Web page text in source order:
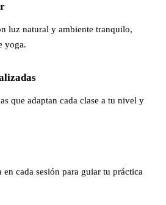
luz natural y ambiente tranquilo,
yoga.
que adaptan cada clase a tu nivel y
cada sesión para guiar tu práctica